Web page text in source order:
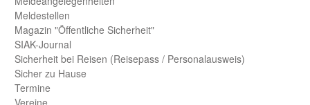
Meld­estellen
Magazin "Öffentliche Sicherheit"
SIAK-Journal
Sicherheit bei Reisen (Reise­pass / Personal­ausweis)
Sicher zu Hause
Termine